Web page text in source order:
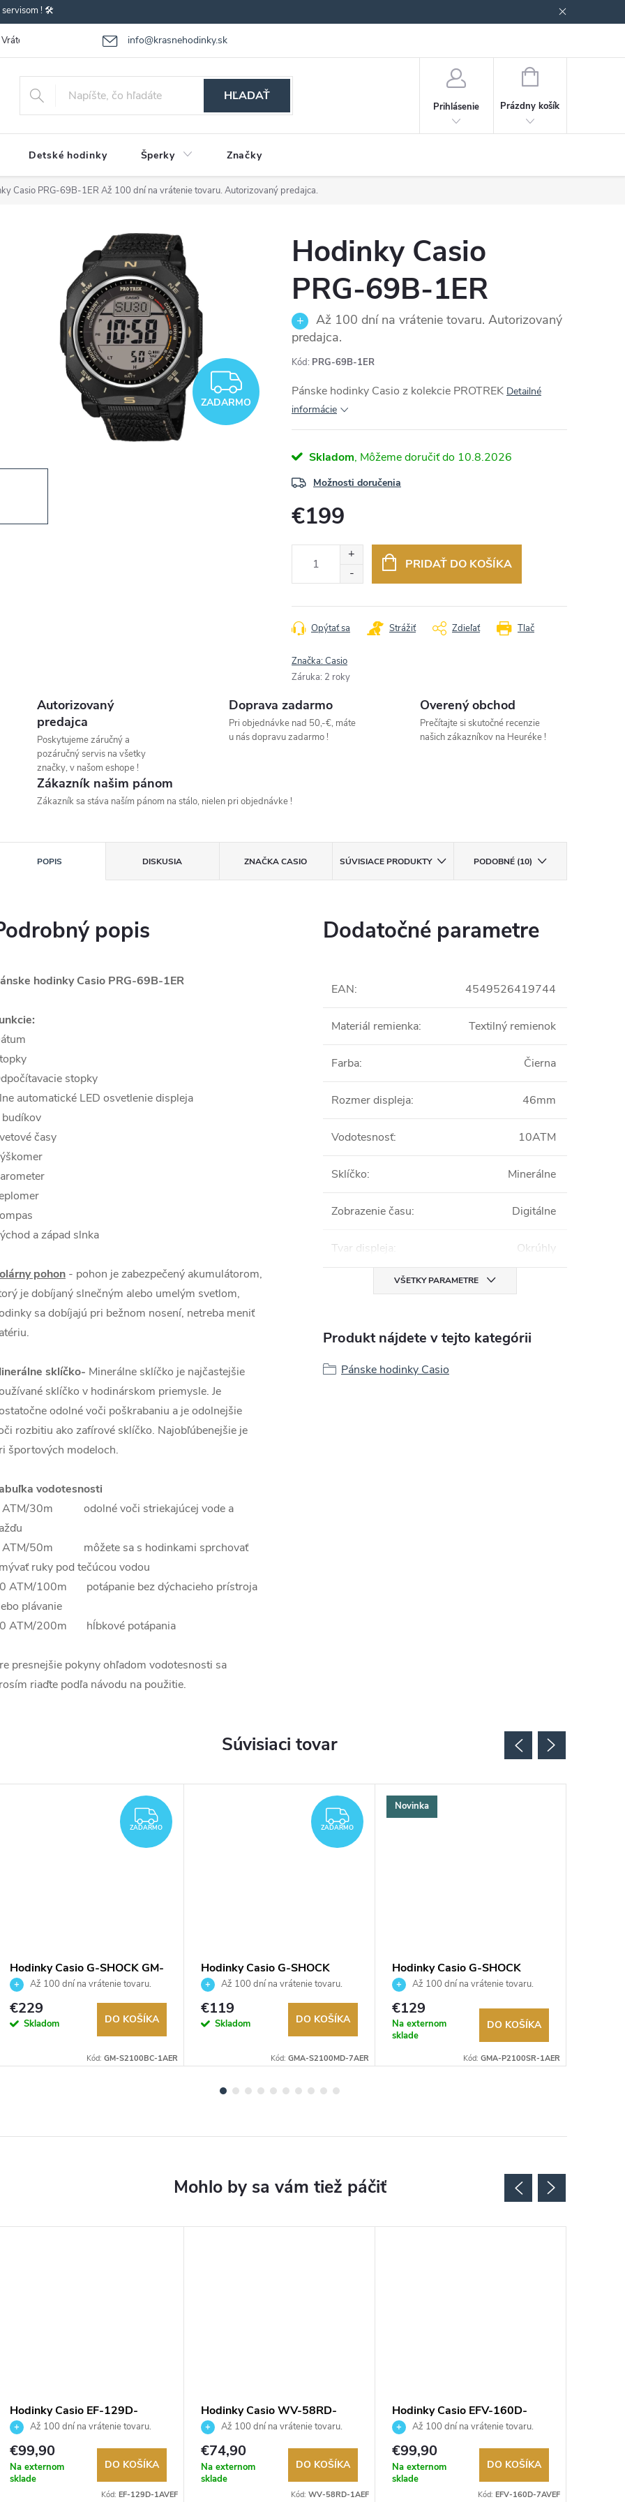
servisom ! 🛠️
info@krasnehodinky.sk
Vrátenie-výmena tovaru Reklamácia tovaru Obchodné podmienky
HĽADAŤ
Prihlásenie
NÁKUPNÝ
Prázdny košík
Detské hodinky Šperky Značky
Casio PRG-69B-1ER Až 100 dní na vrátenie tovaru. Autorizovaný predajca.
ZADARMO
ZADARMO
Hodinky Casio
PRG-69B-1ER
Až 100 dní na vrátenie tovaru. Autorizovaný
predajca.
Kód: PRG-69B-1ER
Pánske hodinky Casio z kolekcie PROTREK Detailné
informácie
Skladom 10.8.2026
Možnosti doručenia
€199
PRIDAŤ DO KOŠÍKA
Tlač
Opýtať sa Strážiť Zdieľať
Značka:Casio
Záruka: 2 roky
Autorizovaný
predajca
Poskytujeme záručný a
pozáručný servis na všetky
značky, v našom eshope !
Doprava zadarmo
Pri objednávke nad 50,-€, máte
u nás dopravu zadarmo !
Overený obchod
Prečítajte si skutočné recenzie
našich zákazníkov na Heuréke !
Zákazník našim pánom
Zákazník sa stáva naším pánom na stálo, nielen pri objednávke !
POPIS DISKUSIA ZNAČKACASIO SÚVISIACE PRODUKTY PODOBNÉ (10)
popis
hodinky Casio PRG-69B-1ER
stopky
automatické LED osvetlenie displeja
časy
a západ slnka
pohon - pohon je zabezpečený akumulátorom,
je dobíjaný slnečným alebo umelým svetlom,
sa dobíjajú pri bežnom nosení, netreba meniť
sklíčko- Minerálne sklíčko je najčastejšie
sklíčko v hodinárskom priemysle. Je
odolné voči poškrabaniu a je odolnejšie
rozbitiu ako zafírové sklíčko. Najobľúbenejšie je
športových modeloch.
vodotesnosti
ATM/30m odolné voči striekajúcej vode a
ATM/50m môžete sa s hodinkami sprchovať
ruky pod tečúcou vodou
ATM/100m potápanie bez dýchacieho prístroja
plávanie
ATM/200m hĺbkové potápania
presnejšie pokyny ohľadom vodotesnosti sa
riaďte podľa návodu na použitie.
Dodatočné parametre
EAN: 4549526419744
Materiál remienka: Textilný remienok
Farba: Čierna
Rozmer displeja: 46mm
Vodotesnosť: 10ATM
Sklíčko: Minerálne
Zobrazenie času: Digitálne
Tvar displeja: Okrúhly
VŠETKY PARAMETRE
Produkt nájdete v tejto kategórii
Pánske hodinky Casio
Súvisiaci tovar
ZADARMO
ZADARMO
Hodinky Casio G-SHOCK GM-
S2100BC-1AER
Až 100 dní na vrátenie tovaru.
Autorizovaný predajca.
€229
Skladom DO KOŠÍKA
Kód: GM-S2100BC-1AER
ZADARMO
ZADARMO
Hodinky Casio G-SHOCK
GMA-S2100MD-7AER
Až 100 dní na vrátenie tovaru.
Autorizovaný predajca.
€119
Skladom DO KOŠÍKA
Kód: GMA-S2100MD-7AER
Novinka
Hodinky Casio G-SHOCK
GMA-P2100SR-1AER
Až 100 dní na vrátenie tovaru.
Autorizovaný predajca.
€129
Na externom
sklade
DO KOŠÍKA
Kód: GMA-P2100SR-1AER
Hodinky Casio EF-129D-
1AVEFAž 100 dní na vrátenie tovaru.
Autorizovaný predajca.
€99,90
Na externom
sklade
DO KOŠÍKA
Kód: EF-129D-1AVEF
Hodinky Casio WV-58RD-
1AEFAž 100 dní na vrátenie tovaru.
Autorizovaný predajca.
€74,90
Na externom
sklade
DO KOŠÍKA
Kód: WV-58RD-1AEF
Hodinky Casio EFV-160D-
7AVEFAž 100 dní na vrátenie tovaru.
Autorizovaný predajca.
€99,90
Na externom
sklade
DO KOŠÍKA
Kód: EFV-160D-7AVEF